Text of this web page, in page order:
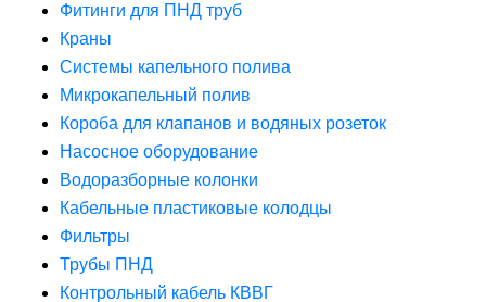
Фитинги для ПНД труб
Краны
Системы капельного полива
Микрокапельный полив
Короба для клапанов и водяных розеток
Насосное оборудование
Водоразборные колонки
Кабельные пластиковые колодцы
Фильтры
Трубы ПНД
Контрольный кабель КВВГ